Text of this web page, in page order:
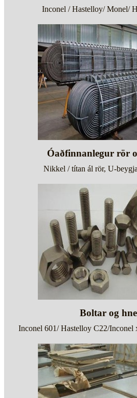
Inconel / Hastelloy/ Monel/
Óaðfinnanlegur rör
Nikkel / títan ál rör, U-
Boltar og
Inconel 601/ Hastelloy C22/Inconel